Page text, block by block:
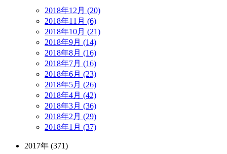
2018年12月 (20)
2018年11月 (6)
2018年10月 (21)
2018年9月 (14)
2018年8月 (16)
2018年7月 (16)
2018年6月 (23)
2018年5月 (26)
2018年4月 (42)
2018年3月 (36)
2018年2月 (29)
2018年1月 (37)
2017年 (371)